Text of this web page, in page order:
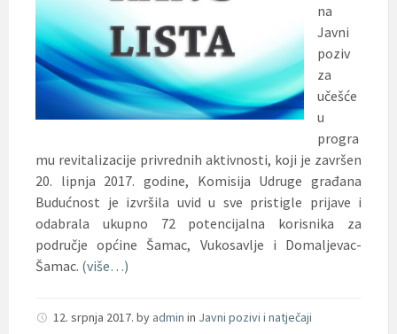
na
Javni
poziv
za
učešće
u
progra
mu revitalizacije privrednih aktivnosti, koji je završen
20. lipnja 2017. godine, Komisija Udruge građana
Budućnost je izvršila uvid u sve pristigle prijave i
odabrala ukupno 72 potencijalna korisnika za
područje općine Šamac, Vukosavlje i Domaljevac-
Šamac. (više…)
12. srpnja 2017. by admin in Javni pozivi i natječaji